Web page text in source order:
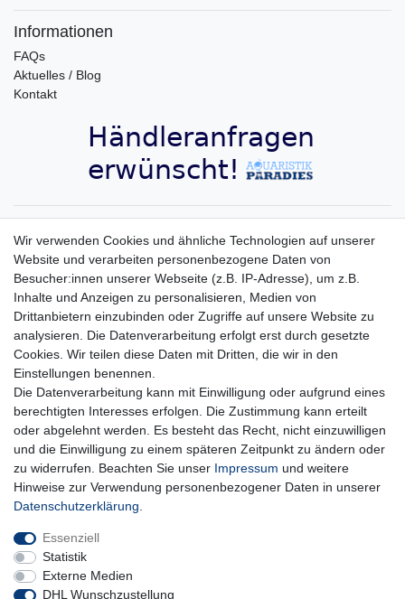
Informationen
FAQs
Aktuelles / Blog
Kontakt
Aquaristik-Paradies Newsletter
E-MAIL **
Newsletter
Honig
Hiermit bestätige ich, dass ich dieDaten­schutz­erklärunggelesen habe. Meine
Einwilligung kann ich jederzeit widerrufen.**
** Hierbei handelt es sich um ein Pflichtfeld.
Impressum Daten­schutz­erklärung AGB
Wir verwenden Cookies und ähnliche Technologien auf unserer
Website und verarbeiten personenbezogene Daten von
Besucher:innen unserer Webseite (z.B. IP-Adresse), um z.B.
Inhalte und Anzeigen zu personalisieren, Medien von
Drittanbietern einzubinden oder Zugriffe auf unsere Website zu
analysieren. Die Datenverarbeitung erfolgt erst durch gesetzte
Cookies. Wir teilen diese Daten mit Dritten, die wir in den
Einstellungen benennen.
Die Datenverarbeitung kann mit Einwilligung oder aufgrund eines
berechtigten Interesses erfolgen. Die Zustimmung kann erteilt
oder abgelehnt werden. Es besteht das Recht, nicht einzuwilligen
und die Einwilligung zu einem späteren Zeitpunkt zu ändern oder
zu widerrufen. Beachten Sie unser Impressum und weitere
Hinweise zur Verwendung personenbezogener Daten in unserer
Daten­schutz­erklärung
Essenziell
Statistik
Externe Medien
DHL Wunschzustellung